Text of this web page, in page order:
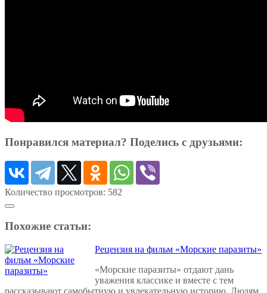
Понравился материал? Поделись с друзьями:
Количество просмотров: 582
Похожие статьи:
Рецензия на фильм «Морские паразиты»
«Морские паразиты» отдают дань
уважения классике и вместе с тем
рассказывают самобытную и увлекательную историю. Людям